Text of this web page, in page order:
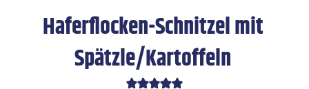
Haferflocken-Schnitzel mit
Spätzle/Kartoffeln